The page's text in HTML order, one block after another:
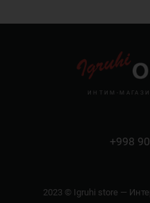
ИНТИМ-
+998
2023 © Igruhi store —